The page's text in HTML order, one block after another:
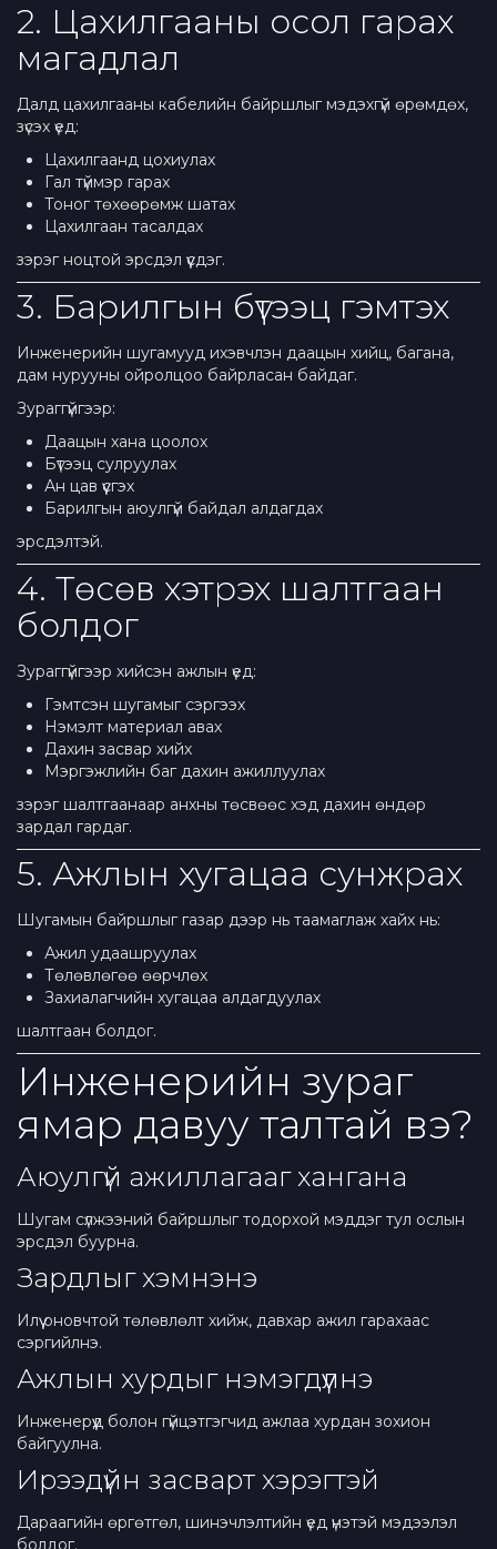
2. Цахилгааны осол гарах
магадлал
Далд цахилгааны кабелийн байршлыг мэдэхгүй өрөмдөх,
зүсэх үед:
Цахилгаанд цохиулах
Гал түймэр гарах
Тоног төхөөрөмж шатах
Цахилгаан тасалдах
зэрэг ноцтой эрсдэл үүсдэг.
3. Барилгын бүтээц гэмтэх
Инженерийн шугамууд ихэвчлэн даацын хийц, багана,
дам нурууны ойролцоо байрласан байдаг.
Зураггүйгээр:
Даацын хана цоолох
Бүтээц сулруулах
Ан цав үүсгэх
Барилгын аюулгүй байдал алдагдах
эрсдэлтэй.
4. Төсөв хэтрэх шалтгаан
болдог
Зураггүйгээр хийсэн ажлын үед:
Гэмтсэн шугамыг сэргээх
Нэмэлт материал авах
Дахин засвар хийх
Мэргэжлийн баг дахин ажиллуулах
зэрэг шалтгаанаар анхны төсвөөс хэд дахин өндөр
зардал гардаг.
5. Ажлын хугацаа сунжрах
Шугамын байршлыг газар дээр нь таамаглаж хайх нь:
Ажил удаашруулах
Төлөвлөгөө өөрчлөх
Захиалагчийн хугацаа алдагдуулах
шалтгаан болдог.
Инженерийн зураг
ямар давуу талтай вэ?
Аюулгүй ажиллагааг хангана
Шугам сүлжээний байршлыг тодорхой мэддэг тул ослын
эрсдэл буурна.
Зардлыг хэмнэнэ
Илүү оновчтой төлөвлөлт хийж, давхар ажил гарахаас
сэргийлнэ.
Ажлын хурдыг нэмэгдүүлнэ
Инженерүүд болон гүйцэтгэгчид ажлаа хурдан зохион
байгуулна.
Ирээдүйн засварт хэрэгтэй
Дараагийн өргөтгөл, шинэчлэлтийн үед үнэтэй мэдээлэл
болдог.